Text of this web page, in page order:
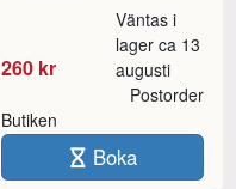
260 kr
Väntas i
lager ca 13
augusti
Butiken
Postorder
Boka